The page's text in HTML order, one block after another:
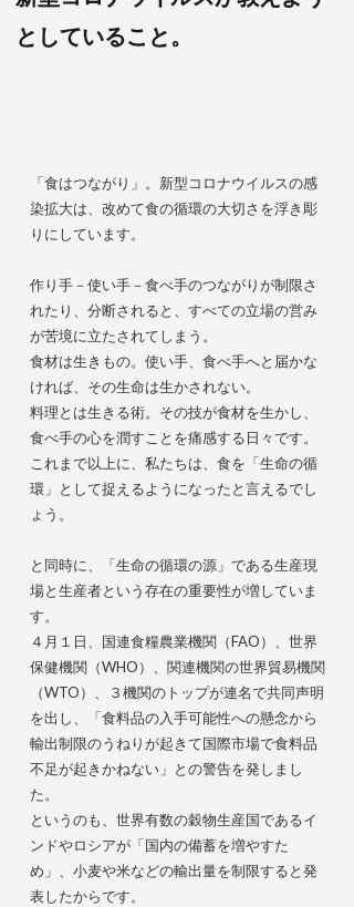
としていること。
「食はつながり」。新型コロナウイルスの感
染拡大は、改めて食の循環の大切さを浮き彫
りにしています。
作り手－使い手－食べ手のつながりが制限さ
れたり、分断されると、すべての立場の営み
が苦境に立たされてしまう。
食材は生きもの。使い手、食べ手へと届かな
ければ、その生命は生かされない。
料理とは生きる術。その技が食材を生かし、
食べ手の心を潤すことを痛感する日々です。
これまで以上に、私たちは、食を「生命の循
環」として捉えるようになったと言えるでし
ょう。
と同時に、「生命の循環の源」である生産現
場と生産者という存在の重要性が増していま
す。
４月１日、国連食糧農業機関（FAO）、世界
保健機関（WHO）、関連機関の世界貿易機関
（WTO）、３機関のトップが連名で共同声明
を出し、「食料品の入手可能性への懸念から
輸出制限のうねりが起きて国際市場で食料品
不足が起きかねない」との警告を発しまし
た。
というのも、世界有数の穀物生産国であるイ
ンドやロシアが「国内の備蓄を増やすた
め」、小麦や米などの輸出量を制限すると発
表したからです。